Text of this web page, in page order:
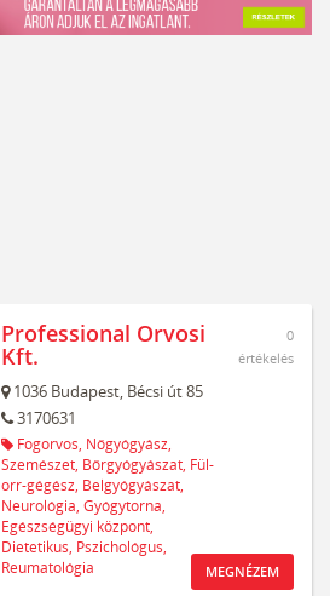
Professional Orvosi
Kft.
1036 Budapest, Bécsi út 85
3170631
Fogorvos, Nőgyógyász,
Szemészet, Bőrgyógyászat, Fül-
orr-gégész, Belgyógyászat,
Neurológia, Gyógytorna,
Egészségügyi központ,
Dietetikus, Pszichológus,
Reumatológia
0
értékelés
MEGNÉZEM